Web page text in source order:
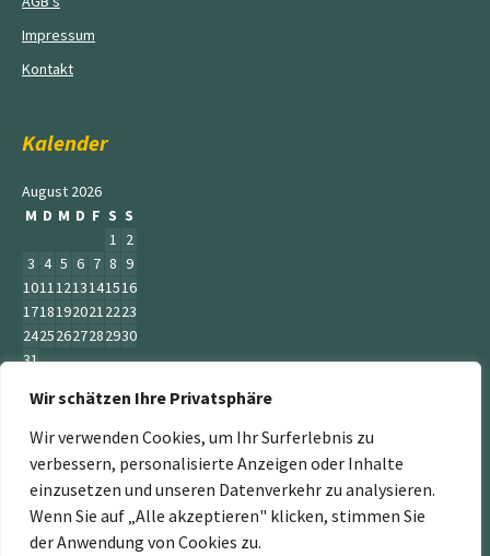
Wir schätzen Ihre Privatsphäre
Wir verwenden Cookies, um Ihr Surferlebnis zu
verbessern, personalisierte Anzeigen oder Inhalte
einzusetzen und unseren Datenverkehr zu analysieren.
Wenn Sie auf „Alle akzeptieren" klicken, stimmen Sie
der Anwendung von Cookies zu.
Impressum
Kontakt
Kalender
August 2026
M D M D F S S
1 2
3 4 5 6 7 8 9
10111213141516
17181920212223
24252627282930
31
« Juni
„Der Service Gärtner“ ist ein Teil der Jumbogras &
Energiepflanzen GmbH. Weitere Mitglieder sind: